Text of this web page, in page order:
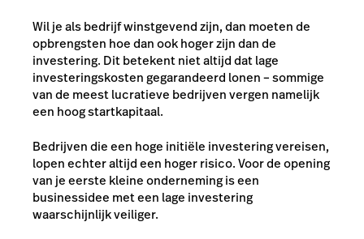
Wil je als bedrijf winstgevend zijn, dan moeten de
opbrengsten hoe dan ook hoger zijn dan de
investering. Dit betekent niet altijd dat lage
investeringskosten gegarandeerd lonen – sommige
van de meest lucratieve bedrijven vergen namelijk
een hoog startkapitaal.
Bedrijven die een hoge initiële investering vereisen,
lopen echter altijd een hoger risico. Voor de opening
van je eerste kleine onderneming is een
businessidee met een lage investering
waarschijnlijk veiliger.